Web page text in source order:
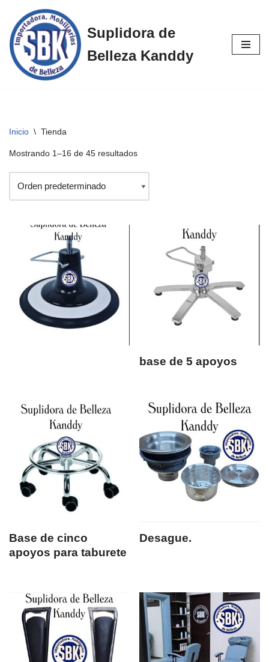
Saltar
al
contenido
Suplidora de
Belleza Kanddy
Inicio \ Tienda
Mostrando 1–16 de 45 resultados
base de 5 apoyos
Base de cinco
apoyos para taburete
Desague.